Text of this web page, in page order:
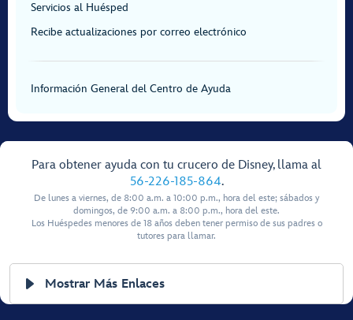
Servicios al Huésped
Recibe actualizaciones por correo electrónico
Información General del Centro de Ayuda
Para obtener ayuda con tu crucero de Disney, llama al
56-226-185-864.
De lunes a viernes, de 8:00 a.m. a 10:00 p.m., hora del este; sábados y
domingos, de 9:00 a.m. a 8:00 p.m., hora del este.
Los Huéspedes menores de 18 años deben tener permiso de sus padres o
tutores para llamar.
Mostrar Más Enlaces